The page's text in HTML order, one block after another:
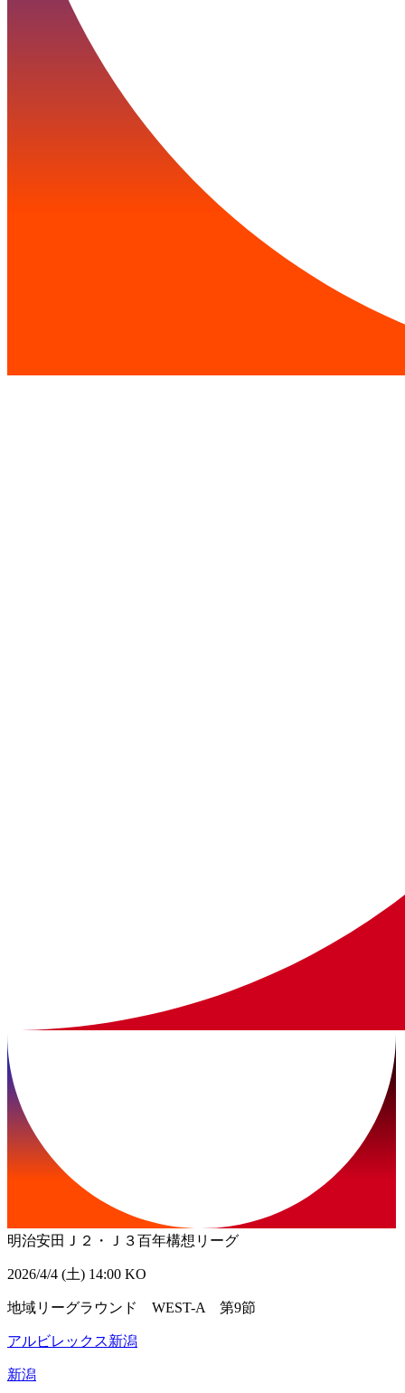
明治安田Ｊ２・Ｊ３百年構想リーグ
2026/4/4 (土) 14:00 KO
地域リーグラウンド WEST-A 第9節
アルビレックス新潟
新潟